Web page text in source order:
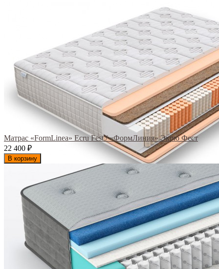
Матрас «FormLinea» Ecru Fest / «ФормЛиния» Экрю Фест
22 400 ₽
В корзину